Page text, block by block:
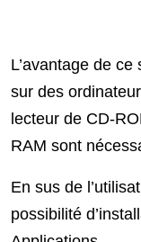
L’avantage de
sur des
lecteur de CD-
RAM sont
En sus de
possibilité